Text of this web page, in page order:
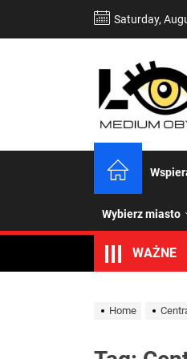
Saturday,
Wybierz miasto
WAŻNE
Home